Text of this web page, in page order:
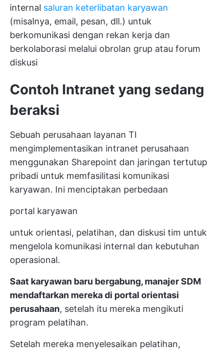
internal saluran keterlibatan karyawan
(misalnya, email, pesan, dll.) untuk
berkomunikasi dengan rekan kerja dan
berkolaborasi melalui obrolan grup atau forum
diskusi
Contoh Intranet yang sedang
beraksi
Sebuah perusahaan layanan TI
mengimplementasikan intranet perusahaan
menggunakan Sharepoint dan jaringan tertutup
pribadi untuk memfasilitasi komunikasi
karyawan. Ini menciptakan perbedaan
portal karyawan
untuk orientasi, pelatihan, dan diskusi tim untuk
mengelola komunikasi internal dan kebutuhan
operasional.
Saat karyawan baru bergabung, manajer SDM
mendaftarkan mereka di portal orientasi
perusahaan, setelah itu mereka mengikuti
program pelatihan.
Setelah mereka menyelesaikan pelatihan,